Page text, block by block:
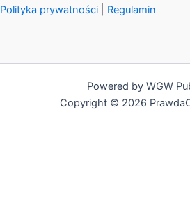
Polityka prywatności Regulamin
Powered by WGW
Copyright © 2026